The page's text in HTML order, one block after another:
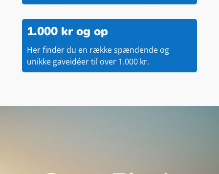
1.000 kr og op
Her finder du en række spændende og
unikke gaveidéer til over 1.000 kr.